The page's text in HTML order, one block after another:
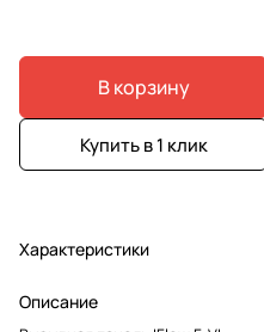
В корзину
Купить в 1 клик
Характеристики
Описание